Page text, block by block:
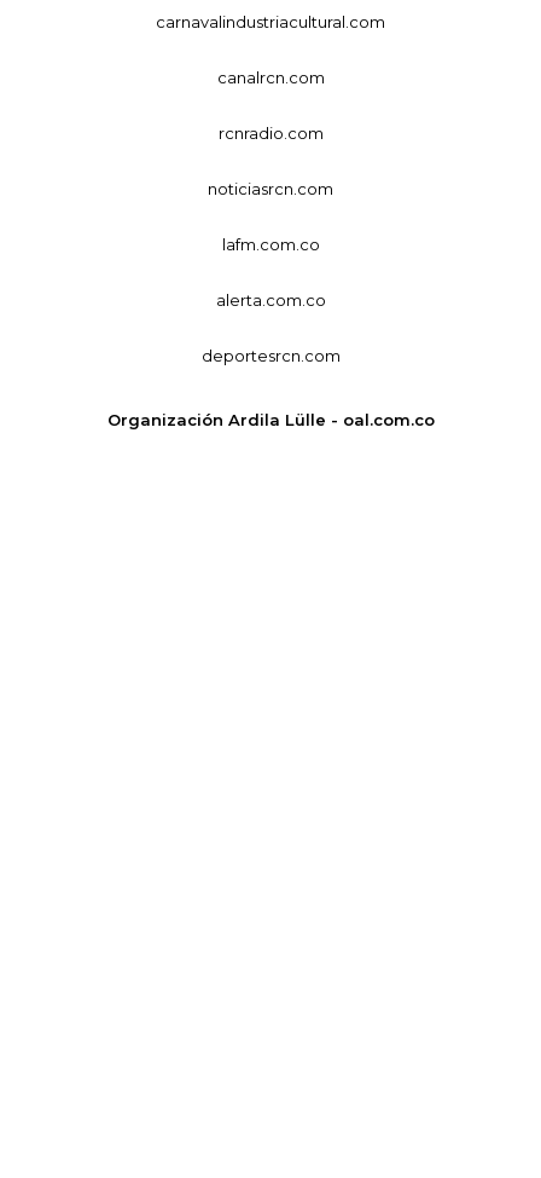
carnavalindustriacultural.com
canalrcn.com
rcnradio.com
noticiasrcn.com
lafm.com.co
alerta.com.co
deportesrcn.com
Organización Ardila Lülle - oal.com.co